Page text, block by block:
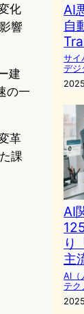
化
響
建
の一
革
課
AI
自
サイ
デジ
AI
り
主
AI（
テク